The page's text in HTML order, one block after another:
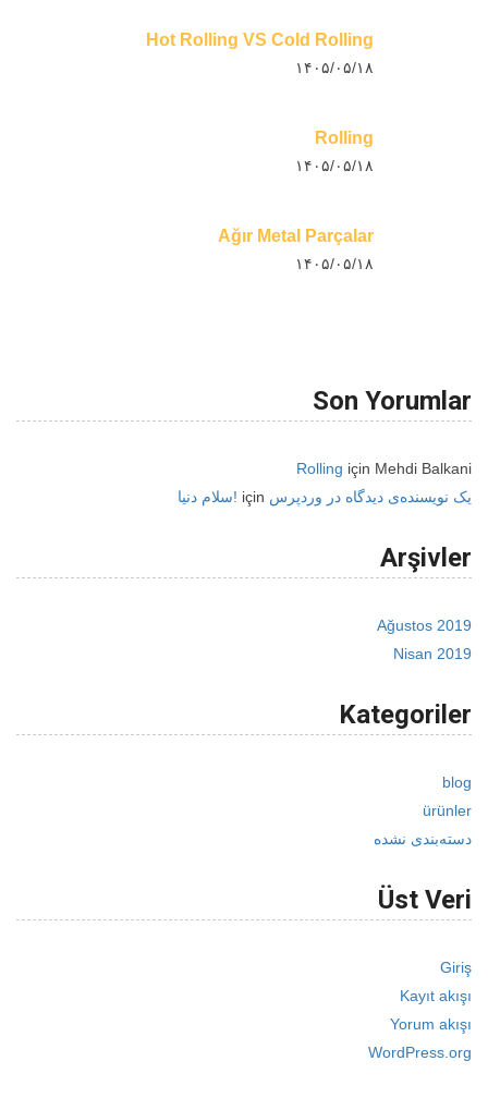
Hot Rolling VS Cold Rolling
۱۴۰۵/۰۵/۱۸
Rolling
۱۴۰۵/۰۵/۱۸
Ağır Metal Parçalar
۱۴۰۵/۰۵/۱۸
Son Yorumlar
Rolling için Mehdi Balkani
سلام دنیا! için یک نویسنده‌ی دیدگاه در وردپرس
Arşivler
Ağustos 2019
Nisan 2019
Kategoriler
blog
ürünler
دسته‌بندی نشده
Üst Veri
Giriş
Kayıt akışı
Yorum akışı
WordPress.org